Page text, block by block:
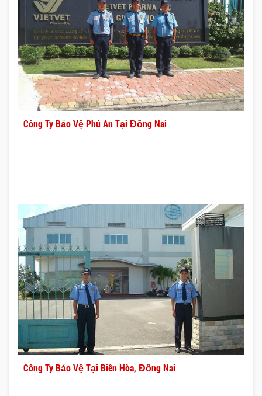
Công Ty Bảo Vệ Phú An Tại Đồng Nai
Công Ty Bảo Vệ Tại Biên Hòa, Đồng Nai